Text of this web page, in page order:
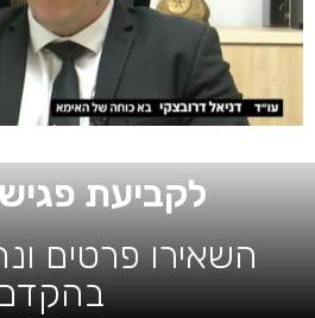
לקביעת
השאירו פרטים